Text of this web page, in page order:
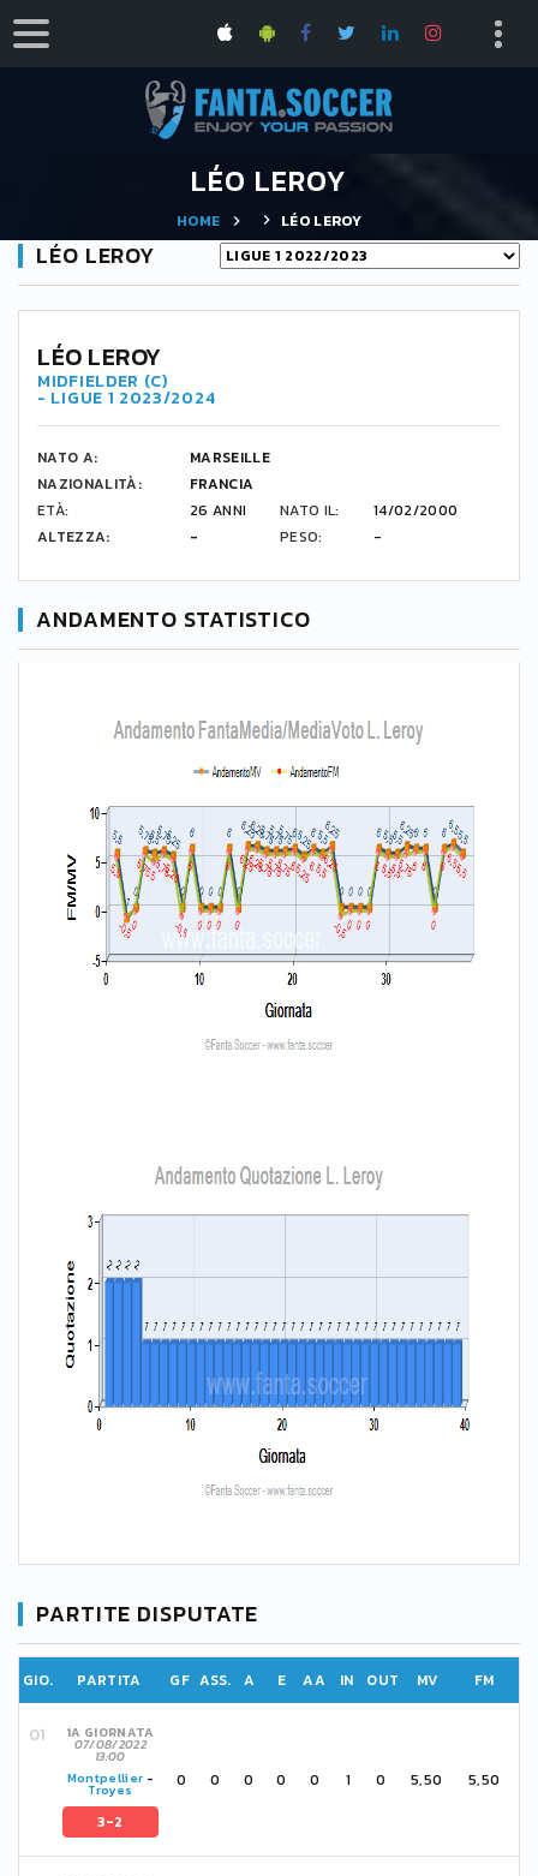
LÉO LEROY
HOME LÉO LEROY
LÉO LEROY
18
LÉO LEROY
MIDFIELDER (C)
- LIGUE 1 2023/2024
NATO A:
MARSEILLE
NAZIONALITÀ:
FRANCIA
ETÀ:
26 ANNI NATO IL:
14/02/2000
ALTEZZA:
- PESO: -
ANDAMENTO STATISTICO
PARTITE DISPUTATE
GIO. PARTITA GF ASS. A E AA IN OUT MV FM
1A GIORNATA
07/08/2022
13:00
Montpellier -
Troyes
3-2
0 0 0 0 0 1 0 5,50 5,50